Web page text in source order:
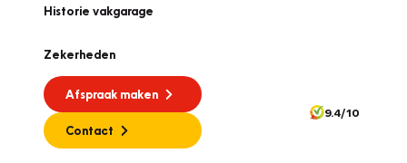
Historie vakgarage
Zekerheden
Afspraak maken
Contact
9.4/10